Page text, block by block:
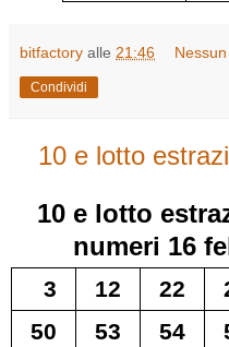
bitfactory alle 21:46
Condividi
10 e lotto
10 e lotto
numeri 16
3 12 22
50
53 54